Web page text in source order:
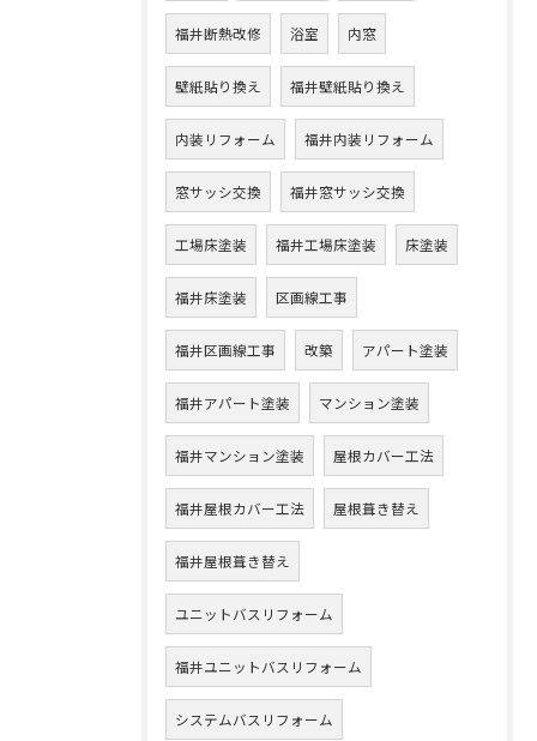
福井断熱改修 浴室 内窓
壁紙貼り換え 福井壁紙貼り換え
内装リフォーム 福井内装リフォーム
窓サッシ交換 福井窓サッシ交換
工場床塗装 福井工場床塗装 床塗装
福井床塗装 区画線工事
福井区画線工事 改築 アパート塗装
福井アパート塗装 マンション塗装
福井マンション塗装 屋根カバー工法
福井屋根カバー工法 屋根葺き替え
福井屋根葺き替え
ユニットバスリフォーム
福井ユニットバスリフォーム
システムバスリフォーム